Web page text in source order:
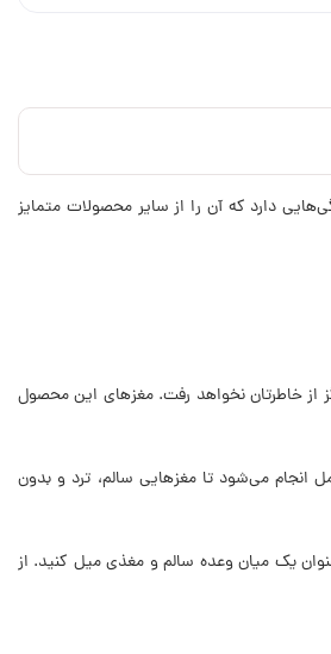
دارد که آن را از سایر محصولات متمایز
از خاطرتان نخواهد رفت. مغزهای این محصول
انجام می‌شود تا مغزهایی سالم، ترد و بدون
یک میان وعده سالم و مغذی میل کنید. از